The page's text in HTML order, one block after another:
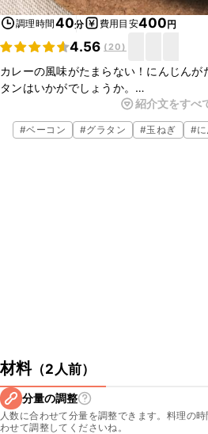
調理時間40分 費用目安400円
4.56 (20)
カレーの風味がたまらない！にんじんが
タンはいかがでしょうか。
野菜の甘みとカレー風味のホワイトソー
も美味しいですよ。
にんじんが美味しいこの季節に、ぜひ
紹介文をすべ
#ベーコン #グラタン #玉ねぎ #
材料（2人前）
分量の調整
人数に合わせて分量を調整できます。料理の
わせて調整してくださいね。